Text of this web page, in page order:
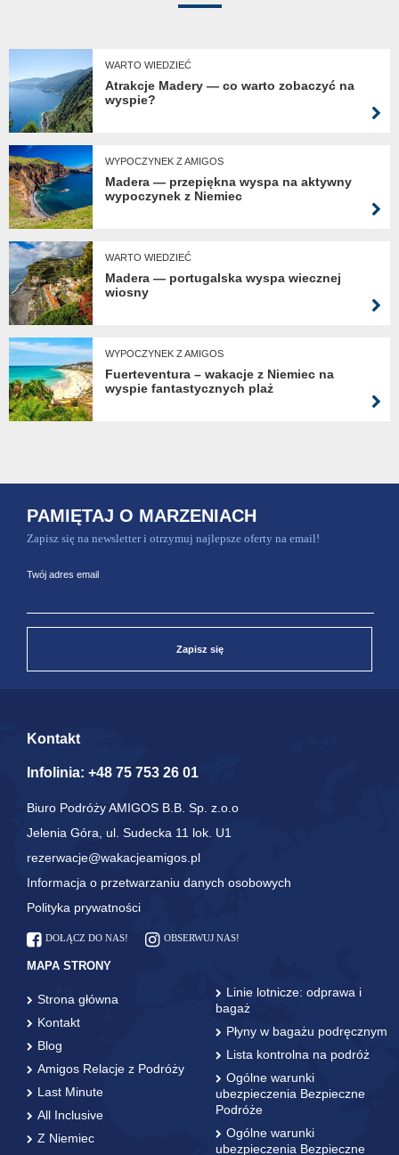
WARTO WIEDZIEĆ
Atrakcje Madery — co warto zobaczyć na
wyspie?
WYPOCZYNEK Z AMIGOS
Madera — przepiękna wyspa na aktywny
wypoczynek z Niemiec
WARTO WIEDZIEĆ
Madera — portugalska wyspa wiecznej
wiosny
WYPOCZYNEK Z AMIGOS
Fuerteventura – wakacje z Niemiec na
wyspie fantastycznych plaż
PAMIĘTAJ O MARZENIACH
Zapisz się na newsletter i otrzymuj najlepsze oferty na email!
Twój adres email
Zapisz się
Kontakt
Infolinia: +48 75 753 26 01
Biuro Podróży AMIGOS B.B. Sp. z.o.o
Jelenia Góra, ul. Sudecka 11 lok. U1
rezerwacje@wakacjeamigos.pl
Informacja o przetwarzaniu danych osobowych
Polityka prywatności
DOŁĄCZ DO NAS! OBSERWUJ NAS!
MAPA STRONY
Strona główna
Kontakt
Blog
Amigos Relacje z Podróży
Last Minute
All Inclusive
Z Niemiec
Linie lotnicze: odprawa i
bagaż
Płyny w bagażu podręcznym
Lista kontrolna na podróż
Ogólne warunki
ubezpieczenia Bezpieczne
Podróże
Ogólne warunki
ubezpieczenia Bezpieczne